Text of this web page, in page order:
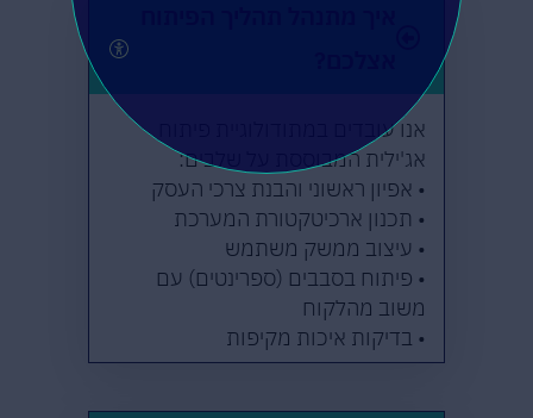
אנו עובדים במתודולוגיית פיתוח
אג'ילית המבוססת על שלבים:
• אפיון ראשוני והבנת צרכי העסק
• תכנון ארכיטקטורת המערכת
• עיצוב ממשק משתמש
• פיתוח בסבבים (ספרינטים) עם
משוב מהלקוח
• בדיקות איכות מקיפות
• השקה והטמעה